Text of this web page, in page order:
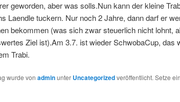
geworden, aber was solls.Nun kann der kleine
Laendle tuckern. Nur noch 2 Jahre, dann darf er
bekommen (was sich zwar steuerlich nicht lohnt,
Ziel ist).Am 3.7. ist wieder SchwobaCup, das
Trabi.
wurde von adminunter Uncategorizedveröffentlicht. Setze